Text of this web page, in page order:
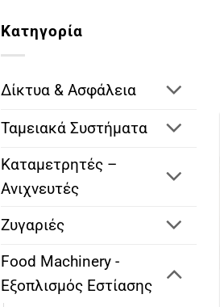
Κατηγορία
Δίκτυα & Ασφάλεια
Ταμειακά Συστήματα
Καταμετρητές –
Ανιχνευτές
Ζυγαριές
Food Machinery -
Εξοπλισμός Εστίασης